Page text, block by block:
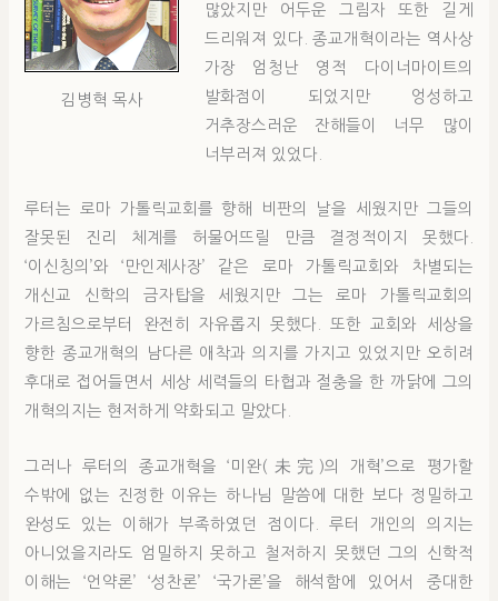
김병혁 목사
많았지만 어두운 그림자 또한 길게
드리워져 있다. 종교개혁이라는 역사상
가장 엄청난 영적 다이너마이트의
발화점이 되었지만 엉성하고
거추장스러운 잔해들이 너무 많이
너부러져 있었다.
루터는 로마 가톨릭교회를 향해 비판의 날을 세웠지만 그들의
잘못된 진리 체계를 허물어뜨릴 만큼 결정적이지 못했다.
‘이신칭의’와 ‘만인제사장’ 같은 로마 가톨릭교회와 차별되는
개신교 신학의 금자탑을 세웠지만 그는 로마 가톨릭교회의
가르침으로부터 완전히 자유롭지 못했다. 또한 교회와 세상을
향한 종교개혁의 남다른 애착과 의지를 가지고 있었지만 오히려
후대로 접어들면서 세상 세력들의 타협과 절충을 한 까닭에 그의
개혁의지는 현저하게 약화되고 말았다.
그러나 루터의 종교개혁을 ‘미완(未完)의 개혁’으로 평가할
수밖에 없는 진정한 이유는 하나님 말씀에 대한 보다 정밀하고
완성도 있는 이해가 부족하였던 점이다. 루터 개인의 의지는
아니었을지라도 엄밀하지 못하고 철저하지 못했던 그의 신학적
이해는 ‘언약론’ ‘성찬론’ ‘국가론’을 해석함에 있어서 중대한